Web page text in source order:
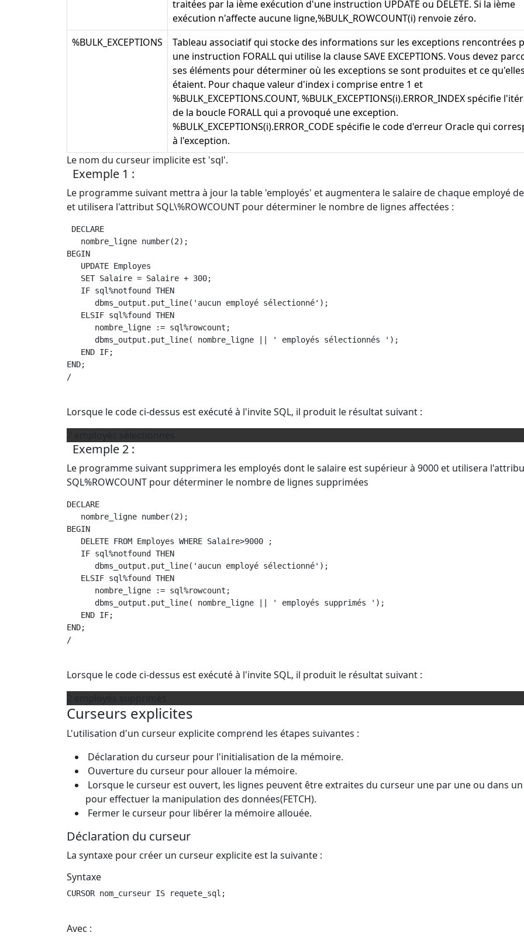
traitées par la ième exécution d'une instruction UPDATE ou DELETE. Si la ième
exécution n'affecte aucune ligne,%BULK_ROWCOUNT(i) renvoie zéro.
%BULK_EXCEPTIONS
Tableau associatif qui stocke des informations sur les exceptions rencontrées
une instruction FORALL qui utilise la clause SAVE EXCEPTIONS. Vous devez
ses éléments pour déterminer où les exceptions se sont produites et ce
étaient. Pour chaque valeur d'index i comprise entre 1 et
%BULK_EXCEPTIONS.COUNT, %BULK_EXCEPTIONS(i).ERROR_INDEX spécifie
de la boucle FORALL qui a provoqué une exception.
%BULK_EXCEPTIONS(i).ERROR_CODE spécifie le code d'erreur Oracle qui
à l'exception.
Le nom du curseur implicite est 'sql'.
Exemple 1 :
Le programme suivant mettra à jour la table 'employés' et augmentera le salaire de chaque employé
et utilisera l'attribut SQL\%ROWCOUNT pour déterminer le nombre de lignes affectées :
DECLARE
   nombre_ligne number(2);
BEGIN
   UPDATE Employes
   SET Salaire = Salaire + 300;
   IF sql%notfound THEN
      dbms_output.put_line('aucun employé sélectionné');
   ELSIF sql%found THEN
      nombre_ligne := sql%rowcount;
      dbms_output.put_line( nombre_ligne || ' employés sélectionnés ');
   END IF;
END;
/
Lorsque le code ci-dessus est exécuté à l'invite SQL, il produit le résultat suivant :
Exemple 2 :
Le programme suivant supprimera les employés dont le salaire est supérieur à 9000 et utilisera
SQL%ROWCOUNT pour déterminer le nombre de lignes supprimées
DECLARE
   nombre_ligne number(2);
BEGIN
   DELETE FROM Employes WHERE Salaire>9000 ;
   IF sql%notfound THEN
      dbms_output.put_line('aucun employé sélectionné');
   ELSIF sql%found THEN
      nombre_ligne := sql%rowcount;
      dbms_output.put_line( nombre_ligne || ' employés supprimés ');
   END IF;
END;
/
Lorsque le code ci-dessus est exécuté à l'invite SQL, il produit le résultat suivant :
Curseurs explicites
L'utilisation d'un curseur explicite comprend les étapes suivantes :
Déclaration du curseur pour l'initialisation de la mémoire.
Ouverture du curseur pour allouer la mémoire.
Lorsque le curseur est ouvert, les lignes peuvent être extraites du curseur une par une ou dans
pour effectuer la manipulation des données(FETCH).
Fermer le curseur pour libérer la mémoire allouée.
Déclaration du curseur
La syntaxe pour créer un curseur explicite est la suivante :
Syntaxe
CURSOR nom_curseur IS requete_sql;
Avec :